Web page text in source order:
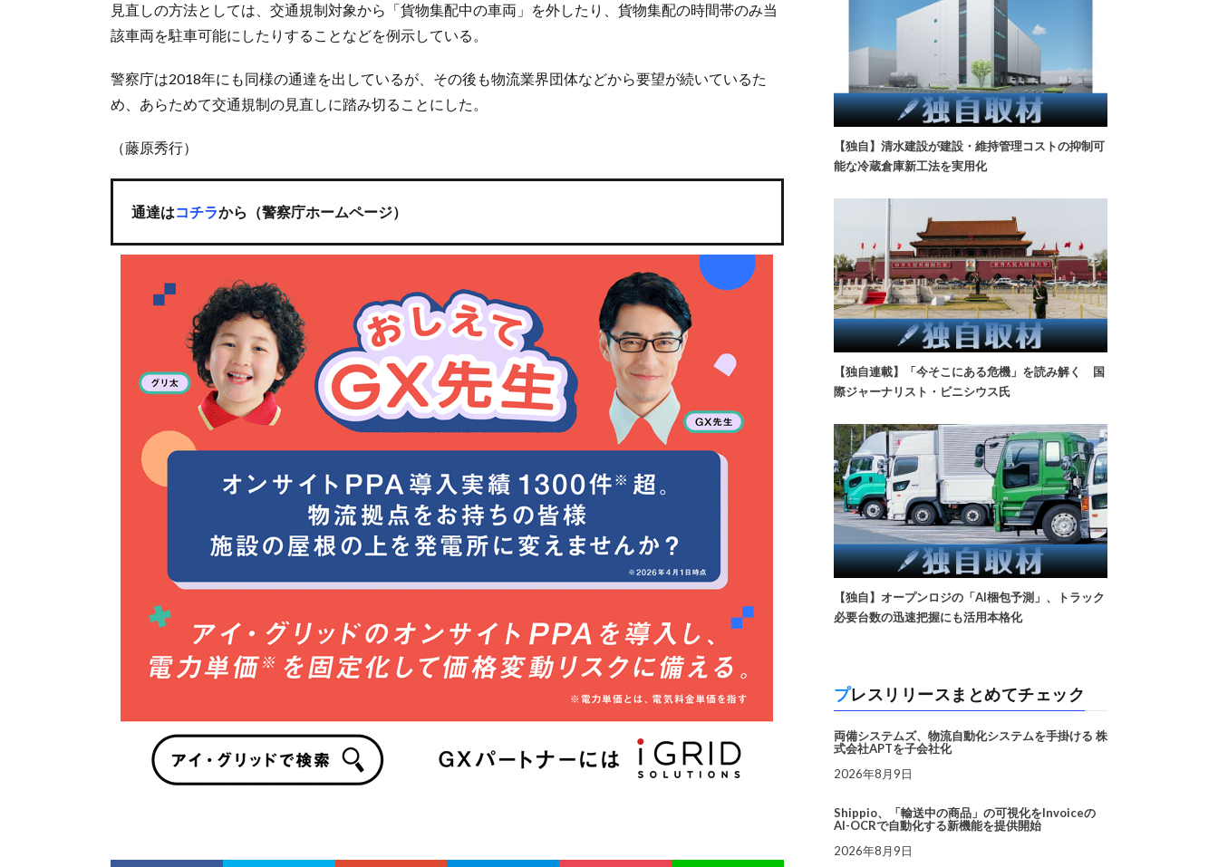
見直しの方法としては、交通規制対象から「貨物集配中の車両」を外したり、貨物集配の時間帯のみ当
該車両を駐車可能にしたりすることなどを例示している。
警察庁は2018年にも同様の通達を出しているが、その後も物流業界団体などから要望が続いているた
め、あらためて交通規制の見直しに踏み切ることにした。
（藤原秀行）
通達はコチラから（警察庁ホームページ）
【独自】清水建設が建設・維持管理コストの抑制可
能な冷蔵倉庫新工法を実用化
【独自連載】「今そこにある危機」を読み解く 国
際ジャーナリスト・ビニシウス氏
【独自】オープンロジの「AI梱包予測」、トラック
必要台数の迅速把握にも活用本格化
プレスリリースまとめてチェック
両備システムズ、物流自動化システムを手掛ける 株
式会社APTを子会社化
2026年8月9日
Shippio、「輸送中の商品」の可視化をInvoiceの
AI-OCRで自動化する新機能を提供開始
2026年8月9日